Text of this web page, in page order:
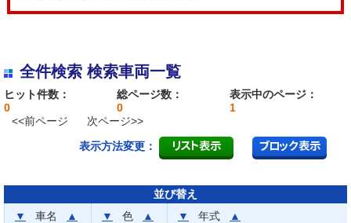
全件検索 検索車両一覧
ヒット件数：
0
総ページ数：
0
表示中のページ：
1
<<前ページ
次ページ>>
表示方法変更：
並び替え
▼
車名 ▲ ▼ 色 ▲ ▼ 年式
▲